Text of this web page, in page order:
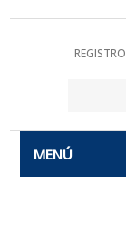
REGISTRO
MENÚ